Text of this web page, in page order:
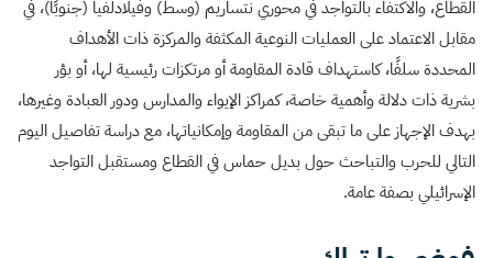
القطاع، والاكتفاء بالتواجد في محوري نتساريم (وسط) وفيلادلفيا (جنوبًا)، في
مقابل الاعتماد على العمليات النوعية المكثفة والمركزة ذات الأهداف
المحددة سلفًا، كاستهداف قادة المقاومة أو مرتكزات رئيسية لها، أو بؤر
بشرية ذات دلالة وأهمية خاصة، كمراكز الإيواء والمدارس ودور العبادة وغيرها،
بهدف الإجهاز على ما تبقى من المقاومة وإمكانياتها، مع دراسة تفاصيل اليوم
التالي للحرب والتباحث حول بديل حماس في القطاع ومستقبل التواجد
الإسرائيلي بصفة عامة.